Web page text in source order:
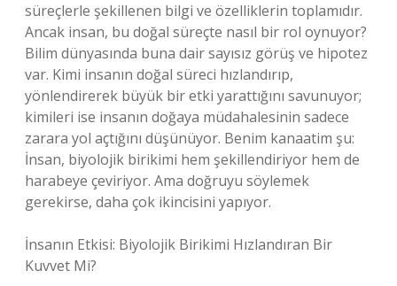
süreçlerle şekillenen bilgi ve özelliklerin toplamıdır.
Ancak insan, bu doğal süreçte nasıl bir rol oynuyor?
Bilim dünyasında buna dair sayısız görüş ve hipotez
var. Kimi insanın doğal süreci hızlandırıp,
yönlendirerek büyük bir etki yarattığını savunuyor;
kimileri ise insanın doğaya müdahalesinin sadece
zarara yol açtığını düşünüyor. Benim kanaatim şu:
İnsan, biyolojik birikimi hem şekillendiriyor hem de
harabeye çeviriyor. Ama doğruyu söylemek
gerekirse, daha çok ikincisini yapıyor.
İnsanın Etkisi: Biyolojik Birikimi Hızlandıran Bir
Kuvvet Mi?